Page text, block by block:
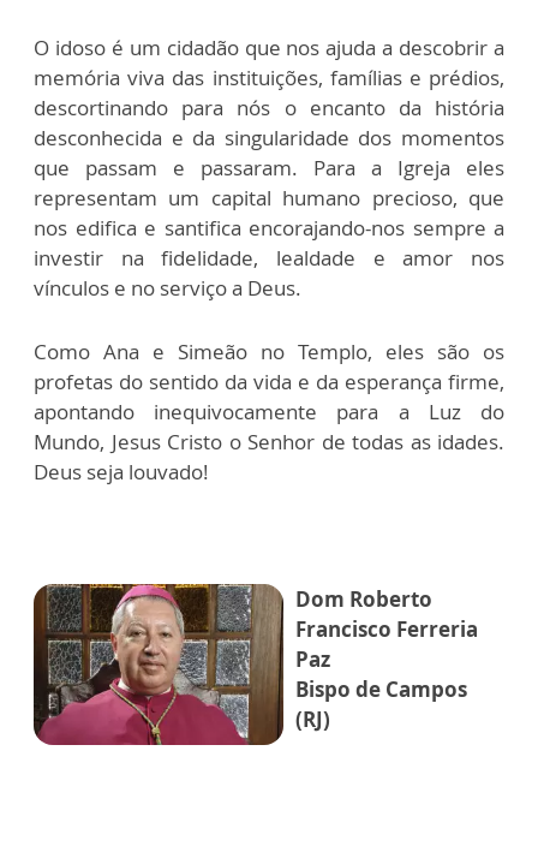
O idoso é um cidadão que nos ajuda a descobrir a
memória viva das instituições, famílias e prédios,
descortinando para nós o encanto da história
desconhecida e da singularidade dos momentos
que passam e passaram. Para a Igreja eles
representam um capital humano precioso, que
nos edifica e santifica encorajando-nos sempre a
investir na fidelidade, lealdade e amor nos
vínculos e no serviço a Deus.
Como Ana e Simeão no Templo, eles são os
profetas do sentido da vida e da esperança firme,
apontando inequivocamente para a Luz do
Mundo, Jesus Cristo o Senhor de todas as idades.
Deus seja louvado!
Dom Roberto
Francisco Ferreria
Paz
Bispo de Campos
(RJ)